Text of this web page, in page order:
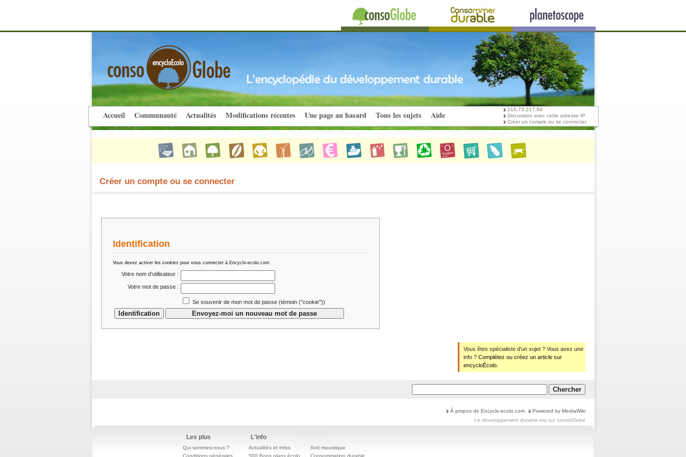
Accueil Communauté Actualités Modifications récentes Une page au hasard Tous les sujets Aide
216.73.217.84
Discussion avec cette adresse IP
Créer un compte ou se connecter
Créer un compte ou se connecter
Identification
Vous devez activer les cookiespour vous connecter à Encyclo-ecolo.com.
Votre nom d’utilisateur :
Votre mot de passe :
Se souvenir de mon mot de passe (témoin (''cookie''))
Vous êtes spécialiste d'un sujet ? Vous avez une
info ? Complétez ou créez un article sur
encycloÉcolo.
À propos de Encyclo-ecolo.com
Powered by MediaWiki
Le développement durable est sur consoGlobe
Les plus
Qui sommes-nous ?
Conditions générales
L'info
Actualités et infos
500 Bons plans écolo
Anti moustique
Consommation durable